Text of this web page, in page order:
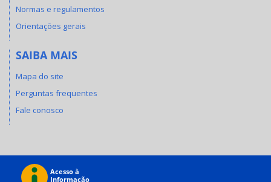
Normas e regulamentos
Orientações gerais
SAIBA MAIS
Mapa do site
Perguntas frequentes
Fale conosco